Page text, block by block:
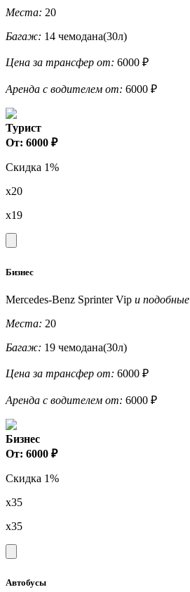
Места: 20
Багаж: 14 чемодана(30л)
Цена за трансфер от: 6000 ₽
Аренда с водителем от: 6000 ₽
Турист
От: 6000 ₽
Скидка 1%
x20
x19
Бизнес
Mercedes-Benz Sprinter Vip и подобные
Места: 20
Багаж: 19 чемодана(30л)
Цена за трансфер от: 6000 ₽
Аренда с водителем от: 6000 ₽
Бизнес
От: 6000 ₽
Скидка 1%
x35
x35
Автобусы